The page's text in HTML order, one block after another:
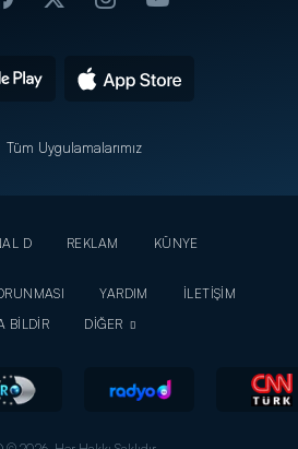
Tüm Uygulamalarımız
D REKLAM
KÜNYE
YARDIM
İLETİŞİM
BİLDİR
DİĞER